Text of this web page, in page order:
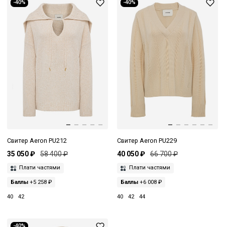
-40%
Свитер Aeron PU212
35 050 ₽ 58 400 ₽
Плати частями
Баллы +5 258 ₽
40 42
-40%
Свитер Aeron PU229
40 050 ₽ 66 700 ₽
Плати частями
Баллы+6 008 ₽
40 42 44